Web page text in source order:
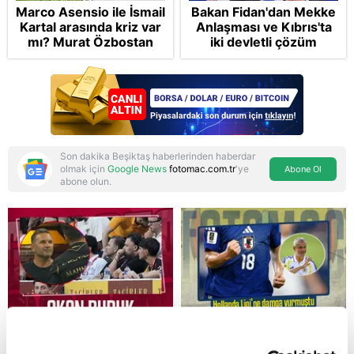
Reddet
Marco Asensio ile İsmail
Kartal arasında kriz var
mı? Murat Özbostan
analiz etti: Egoları da
yönetmelisiniz
Bakan Fidan'dan Mekke
Anlaşması ve Kıbrıs'ta
iki devletli çözüm
mesajı: Bize
saldırmayan hiçbir ülke
hedefimizde değil
Son dakika Beşiktaş haberlerinden haberdar
olmak için Google News fotomac.com.tr'ye
abone olun.
Abone Ol